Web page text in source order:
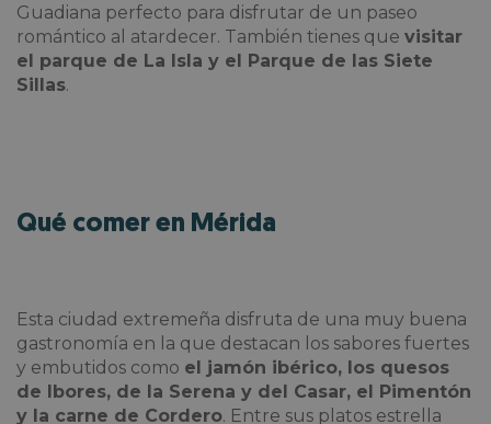
Guadiana perfecto para disfrutar de un paseo
romántico al atardecer. También tienes que visitar
el parque de La Isla y el Parque de las Siete
Sillas.
Qué comer en Mérida
Esta ciudad extremeña disfruta de una muy buena
gastronomía en la que destacan los sabores fuertes
y embutidos como el jamón ibérico, los quesos
de Ibores, de la Serena y del Casar, el Pimentón
y la carne de Cordero. Entre sus platos estrella